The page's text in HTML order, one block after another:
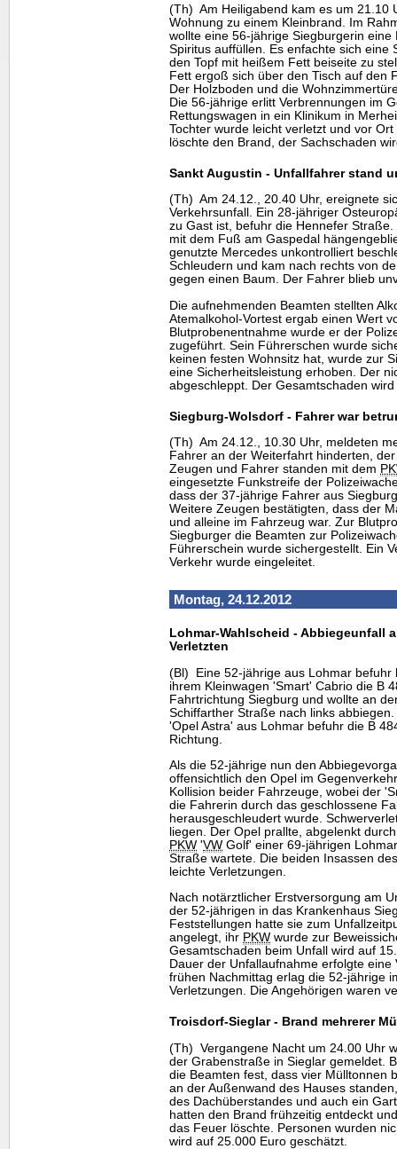
(Th) Am Heiligabend kam es um 21.10
Wohnung zu einem Kleinbrand. Im
wollte eine 56-jährige Siegburgerin
Spiritus auffüllen. Es enfachte sich eine
den Topf mit heißem Fett beiseite zu
Fett ergoß sich über den Tisch auf den
Der Holzboden und die
Die 56-jährige erlitt Verbrennungen im
Rettungswagen in ein Klinikum in
Tochter wurde leicht verletzt und vor
löschte den Brand, der Sachschaden
Sankt Augustin - Unfallfahrer stand
(Th) Am 24.12., 20.40 Uhr, ereignete
Verkehrsunfall. Ein 28-jähriger
zu Gast ist, befuhr die Hennefer
mit dem Fuß am Gaspedal
genutzte Mercedes unkontrolliert
Schleudern und kam nach rechts von
gegen einen Baum. Der Fahrer blieb
Die aufnehmenden Beamten stellten
Atemalkohol-Vortest ergab einen Wert
Blutprobenentnahme wurde er der
zugeführt. Sein Führerschen wurde
keinen festen Wohnsitz hat, wurde zur
eine Sicherheitsleistung erhoben. Der
abgeschleppt. Der Gesamtschaden
Siegburg-Wolsdorf - Fahrer war
(Th) Am 24.12., 10.30 Uhr, meldeten
Fahrer an der Weiterfahrt hinderten,
Zeugen und Fahrer standen mit dem
eingesetzte Funkstreife der
dass der 37-jährige Fahrer aus
Weitere Zeugen bestätigten, dass der
und alleine im Fahrzeug war. Zur
Siegburger die Beamten zur
Führerschein wurde sichergestellt. Ein
Verkehr wurde eingeleitet.
Montag, 24.12.2012
Lohmar-Wahlscheid - Abbiegeunfall
Verletzten
(Bl) Eine 52-jährige aus Lohmar befuhr
ihrem Kleinwagen 'Smart' Cabrio die B
Fahrtrichtung Siegburg und wollte an
Schiffarther Straße nach links
'Opel Astra' aus Lohmar befuhr die B
Richtung.
Als die 52-jährige nun den
offensichtlich den Opel im
Kollision beider Fahrzeuge, wobei der
die Fahrerin durch das geschlossene
herausgeschleudert wurde.
liegen. Der Opel prallte, abgelenkt
PKW 'VW Golf' einer 69-jährigen
Straße wartete. Die beiden Insassen
leichte Verletzungen.
Nach notärztlicher Erstversorgung am
der 52-jährigen in das Krankenhaus
Feststellungen hatte sie zum
angelegt, ihr PKW wurde zur
Gesamtschaden beim Unfall wird auf
Dauer der Unfallaufnahme erfolgte eine
frühen Nachmittag erlag die 52-jährige
Verletzungen. Die Angehörigen waren
Troisdorf-Sieglar - Brand mehrerer
(Th) Vergangene Nacht um 24.00 Uhr
der Grabenstraße in Sieglar gemeldet.
die Beamten fest, dass vier Mülltonnen
an der Außenwand des Hauses
des Dachüberstandes und auch ein
hatten den Brand frühzeitig entdeckt
das Feuer löschte. Personen wurden
wird auf 25.000 Euro geschätzt.